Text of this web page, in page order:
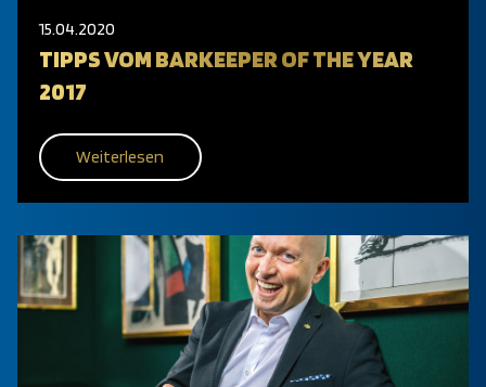
15.04.2020
TIPPS VOM BARKEEPER OF THE YEAR
2017
Weiterlesen